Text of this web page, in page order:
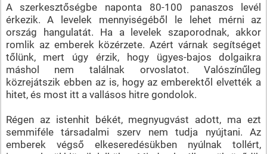
A szerkesztőségbe naponta 80-100 panaszos levél
érkezik. A levelek mennyiségéből le lehet mérni az
ország hangulatát. Ha a levelek szaporodnak, akkor
romlik az emberek közérzete. Azért várnak segítséget
tőlünk, mert úgy érzik, hogy ügyes-bajos dolgaikra
máshol nem találnak orvoslatot. Valószínűleg
közrejátszik ebben az is, hogy az emberektől elvették a
hitet, és most itt a vallásos hitre gondolok.
Régen az istenhit békét, megnyugvást adott, ma ezt
semmiféle társadalmi szerv nem tudja nyújtani. Az
emberek végső elkeseredésükben nyúlnak tollért,